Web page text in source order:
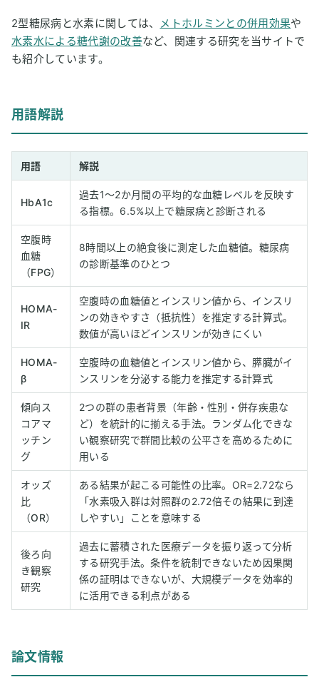
2型糖尿病と水素に関しては、 メトホルミンとの併用効果や
水素水による糖代謝の改善など、関連する研究を当サイトで
も紹介しています。
用語解説
用語 解説
HbA1c
過去1〜2か月間の平均的な血糖レベルを反映す
る指標。6.5%以上で糖尿病と診断される
空腹時
血糖
（FPG）
8時間以上の絶食後に測定した血糖値。糖尿病
の診断基準のひとつ
HOMA-
IR
空腹時の血糖値とインスリン値から、インスリ
ンの効きやすさ（抵抗性）を推定する計算式。
数値が高いほどインスリンが効きにくい
HOMA-
β
空腹時の血糖値とインスリン値から、膵臓がイ
ンスリンを分泌する能力を推定する計算式
傾向ス
コアマ
ッチン
グ
2つの群の患者背景（年齢・性別・併存疾患な
ど）を統計的に揃える手法。ランダム化できな
い観察研究で群間比較の公平さを高めるために
用いる
オッズ
比
（OR）
ある結果が起こる可能性の比率。OR=2.72なら
「水素吸入群は対照群の2.72倍その結果に到達
しやすい」ことを意味する
後ろ向
き観察
研究
過去に蓄積された医療データを振り返って分析
する研究手法。条件を統制できないため因果関
係の証明はできないが、大規模データを効率的
に活用できる利点がある
論文情報